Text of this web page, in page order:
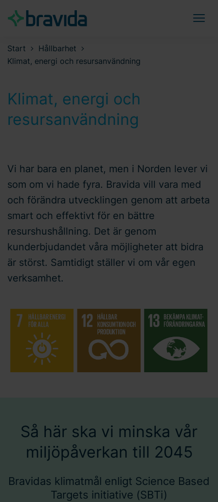
Start
Hållbarhet
Klimat, energi och resursanvändning
Klimat, energi och
resursanvändning
Vi har bara en planet, men i Norden lever vi
som om vi hade fyra. Bravida vill vara med
och förändra utvecklingen genom att arbeta
smart och effektivt för en bättre
resurshushållning. Det är genom
kunderbjudandet våra möjligheter att bidra
är störst. Samtidigt ställer vi om vår egen
verksamhet.
Så här ska vi minska vår
miljöpåverkan​ till 2045
Bravidas klimatmål enligt Science Based
Targets initiative (SBTi)